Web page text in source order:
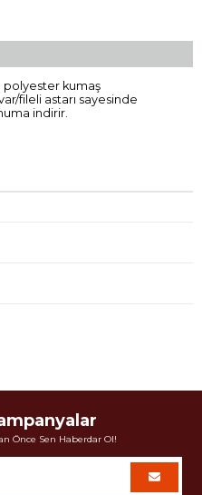
polyester kumaş
fileli astarı sayesinde
indirir.
Önce Sen Haberdar Ol!